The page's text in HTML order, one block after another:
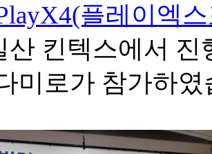
플레이엑
산 킨텍스에서 진
미로가 참가하였